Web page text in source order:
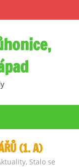
(1. A)
, Stalo se